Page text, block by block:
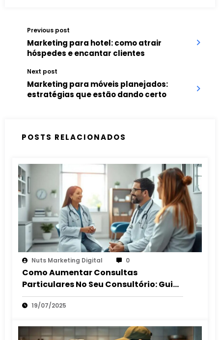
Previous post
Marketing para hotel: como atrair
hóspedes e encantar clientes
Next post
Marketing para móveis planejados:
estratégias que estão dando certo
POSTS RELACIONADOS
Nuts Marketing Digital 0
Como Aumentar Consultas
Particulares No Seu Consultório: Guia
2025
19/07/2025